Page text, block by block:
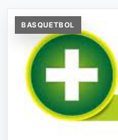
BASQUETBOL